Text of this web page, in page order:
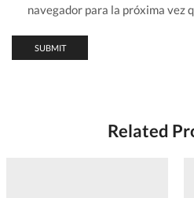
navegador para la próxima vez
Related